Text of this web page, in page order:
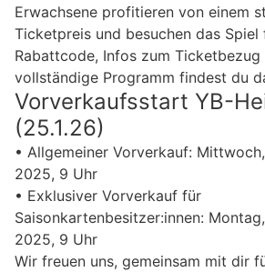
Erwachsene profitieren von einem
Ticketpreis und besuchen das Spiel
Rabattcode, Infos zum Ticketbezug
vollständige Programm findest du
Vorverkaufsstart YB-
(25.1.26)
• Allgemeiner Vorverkauf:
2025, 9 Uhr
• Exklusiver Vorverkauf für
Saisonkartenbesitzer:innen:
2025, 9 Uhr
Wir freuen uns, gemeinsam mit dir